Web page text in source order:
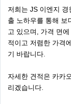
저희는 JS 이엔지
출 노하우를 통해 보
고 있으며, 가격 면
적이고 저렴한 가격
기 바랍니다.
자세한 견적은 카카
리겠습니다.